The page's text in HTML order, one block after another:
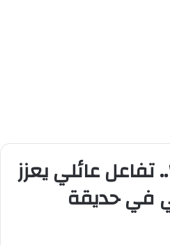
تفاعل عائلي يعزز
في حديقة